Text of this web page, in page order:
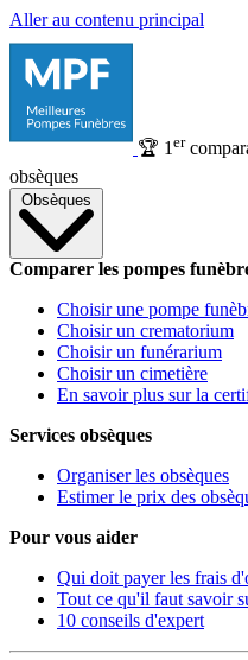
Aller au contenu principal
🏆 1 er
obsèques
Obsèques
Comparer les pompes
Choisir une pompe
Choisir un crematorium
Choisir un funérarium
Choisir un cimetière
En savoir plus sur la
Services obsèques
Organiser les obsèques
Estimer le prix des
Pour vous aider
Qui doit payer les frais
Tout ce qu'il faut savoir
10 conseils d'expert